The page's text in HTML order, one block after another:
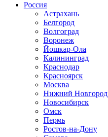
Россия
Астрахань
Белгород
Волгоград
Воронеж
Йошкар-Ола
Калининград
Краснодар
Красноярск
Москва
Нижний Новгород
Новосибирск
Омск
Пермь
Ростов-на-Дону